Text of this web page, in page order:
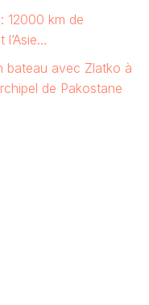
12000 km de
l’Asie…
bateau avec Zlatko à
de Pakostane